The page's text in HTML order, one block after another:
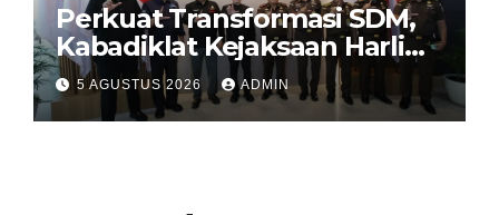
Perkuat Transformasi SDM,
Kabadiklat Kejaksaan Harli
Siregar Jalin Sinergi dengan
LAN RI
5 AGUSTUS 2026 ADMIN